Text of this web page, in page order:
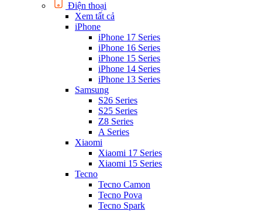
Điện thoại
Xem tất cả
iPhone
iPhone 17 Series
iPhone 16 Series
iPhone 15 Series
iPhone 14 Series
iPhone 13 Series
Samsung
S26 Series
S25 Series
Z8 Series
A Series
Xiaomi
Xiaomi 17 Series
Xiaomi 15 Series
Tecno
Tecno Camon
Tecno Pova
Tecno Spark